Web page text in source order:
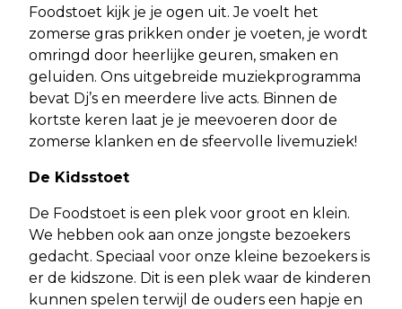
Foodstoet kijk je je ogen uit. Je voelt het
zomerse gras prikken onder je voeten, je wordt
omringd door heerlijke geuren, smaken en
geluiden. Ons uitgebreide muziekprogramma
bevat Dj’s en meerdere live acts. Binnen de
kortste keren laat je je meevoeren door de
zomerse klanken en de sfeervolle livemuziek!
De Kidsstoet
De Foodstoet is een plek voor groot en klein.
We hebben ook aan onze jongste bezoekers
gedacht. Speciaal voor onze kleine bezoekers is
er de kidszone. Dit is een plek waar de kinderen
kunnen spelen terwijl de ouders een hapje en